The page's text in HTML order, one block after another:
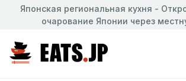
Японская региональная кухня -
очарование Японии через